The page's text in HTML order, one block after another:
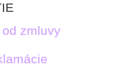
zmluvy